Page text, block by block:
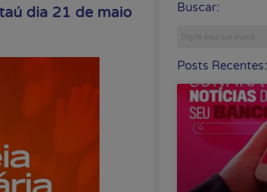
dia 21 de maio Buscar:
Posts Recentes: